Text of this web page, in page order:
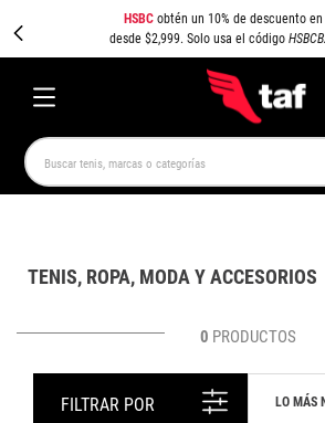
HSBCobtén un 10% de descuento
desde $2,999. Solo usa el código
Buscar tenis, marcas o categorías
TENIS, ROPA, MODA Y ACCESORIOS
0 PRODUCTOS
FILTRAR POR LO MÁS
SPEEDCAT SPEZIAL JORDAN 1